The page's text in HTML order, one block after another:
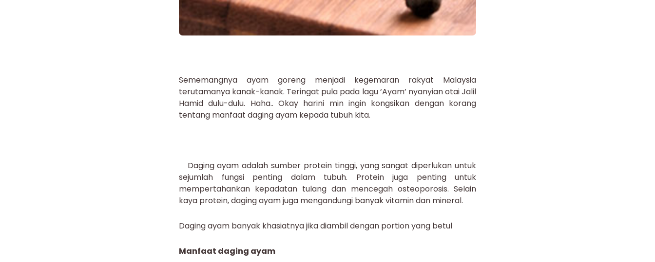
Sememangnya ayam goreng menjadi kegemaran rakyat Malaysia
terutamanya kanak-kanak. Teringat pula pada lagu ‘Ayam’ nyanyian otai Jalil
Hamid dulu-dulu. Haha.. Okay harini min ingin kongsikan dengan korang
tentang manfaat daging ayam kepada tubuh kita.
Daging ayam adalah sumber protein tinggi, yang sangat diperlukan untuk
sejumlah fungsi penting dalam tubuh. Protein juga penting untuk
mempertahankan kepadatan tulang dan mencegah osteoporosis. Selain
kaya protein, daging ayam juga mengandungi banyak vitamin dan mineral.
Daging ayam banyak khasiatnya jika diambil dengan portion yang betul
Manfaat daging ayam